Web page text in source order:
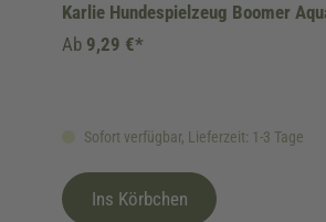
Karlie Hundespielzeug Boomer
Sofort verfügbar, Lieferzeit: 1-3 Tage
Ab 9,29 €*
Ins Körbchen